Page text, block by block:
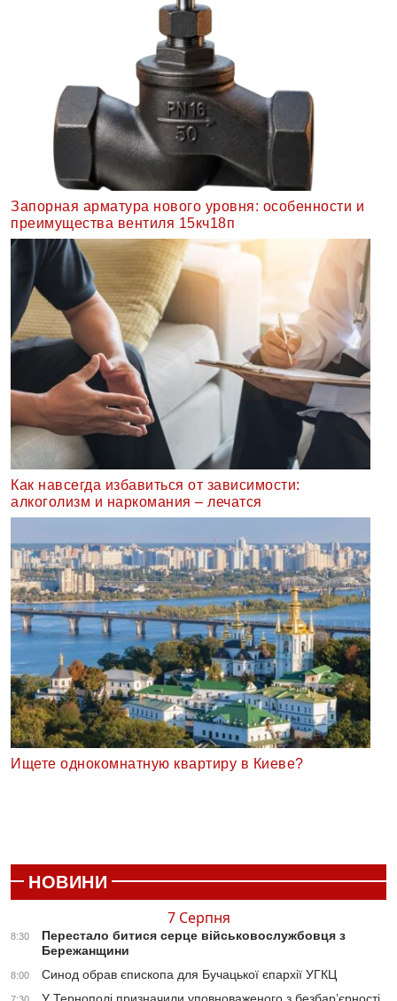
Запорная арматура нового уровня: особенности и
преимущества вентиля 15кч18п
Как навсегда избавиться от зависимости:
алкоголизм и наркомания – лечатся
Ищете однокомнатную квартиру в Киеве?
НОВИНИ
7 Серпня
8:30
Перестало битися серце військовослужбовця з
Бережанщини
8:00 Синод обрав єпископа для Бучацької єпархії УГКЦ